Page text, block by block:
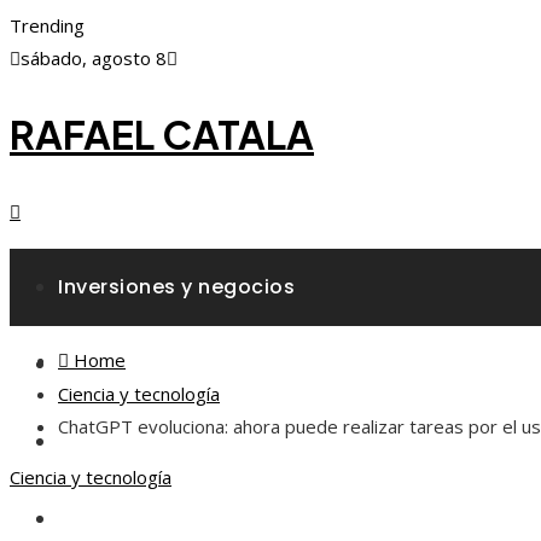
Trending
sábado, agosto 8
RAFAEL CATALA
Inversiones y negocios
Responsabilidad social
Ciencia y tecnología
Home
Ciencia y tecnología
ChatGPT evoluciona: ahora puede realizar tareas por el
Ciencia y tecnología